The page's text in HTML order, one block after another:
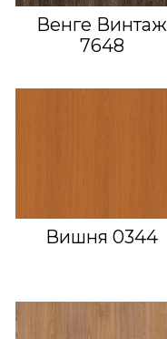
Венге Винтаж
7648
Вишня 0344